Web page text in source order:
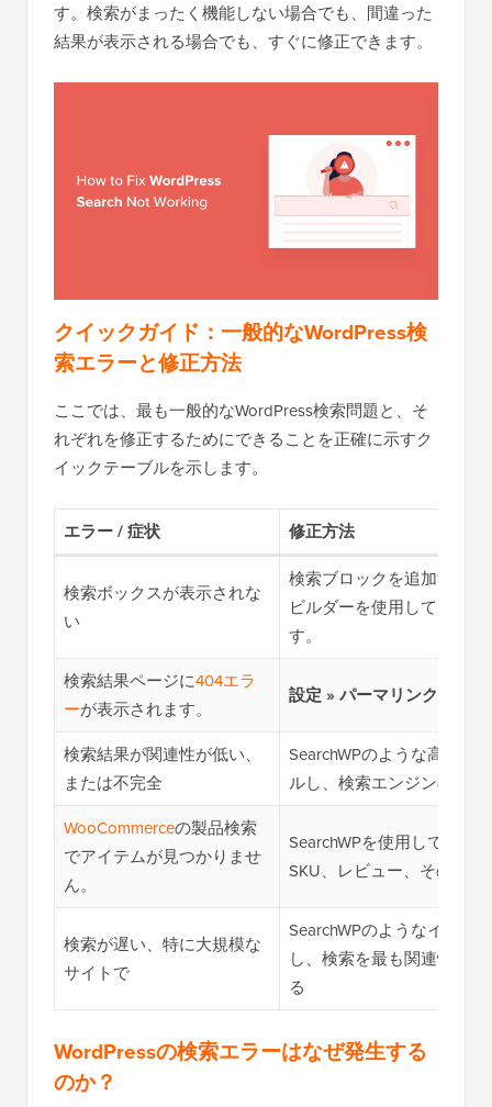
す。検索がまったく機能しない場合でも、間違った
結果が表示される場合でも、すぐに修正できます。
クイックガイド：一般的なWordPress検
索エラーと修正方法
ここでは、最も一般的なWordPress検索問題と、そ
れぞれを修正するためにできることを正確に示すク
イックテーブルを示します。
エラー / 症状 修正方法
検索ボックスが表示されな
い
検索ブロックを追加する
ビルダーを使用して
す。
検索結果ページに404エラ
ーが表示されます。
設定 » パーマリンク
検索結果が関連性が低い、
または不完全
SearchWPのような高度な
ルし、検索エンジンの設
WooCommerceの製品検索
でアイテムが見つかりませ
ん。
SearchWPを使用して製品
SKU、レビュー、その他
検索が遅い、特に大規模な
サイトで
SearchWPのようなインデ
し、検索を最も関連性の
る
WordPressの検索エラーはなぜ発生する
のか？